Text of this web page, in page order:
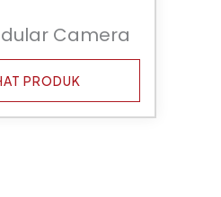
Camera
PRODUK